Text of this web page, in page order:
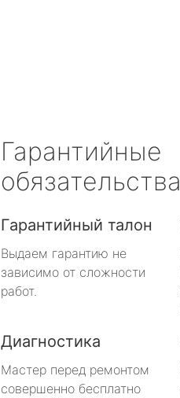
Гарантийные
обязательства
Гарантийный талон
Выдаем гарантию не
зависимо от сложности
работ.
Диагностика
Мастер перед ремонтом
совершенно бесплатно